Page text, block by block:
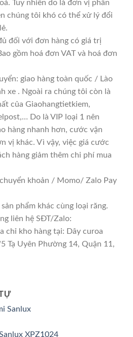
Tuy nhiên do là đơn vị phân
chúng tôi khó có thể xử lý đổi
đối với đơn hàng có giá trị
gồm hoá đơn VAT và hoá đơn
giao hàng toàn quốc / Lào
xe . Ngoài ra chúng tôi còn là
của Giaohangtietkiem,
Do là VIP loại 1 nên
hàng nhanh hơn, cước vận
vị khác. Vì vậy, việc giá cước
hàng giảm thêm chi phí mua
khoản / Momo/ Zalo Pay
phẩm khác cùng loại răng.
liên hệ SĐT/Zalo:
chỉ kho hàng tại: Dây curoa
Tạ Uyên Phường 14, Quận 11,
XPZ1024